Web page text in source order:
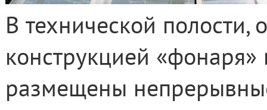
В технической
конструкцией
размещены